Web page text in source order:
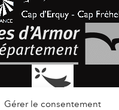
Gérer le consentement